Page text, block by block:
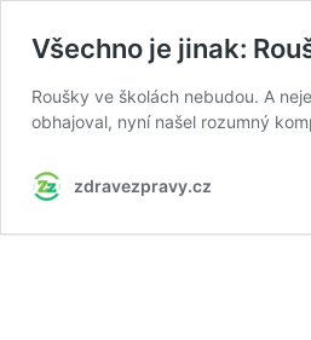
Všechno je jinak:
Roušky ve školách nebudou. A
obhajoval, nyní našel rozumný
zdravezpravy.cz